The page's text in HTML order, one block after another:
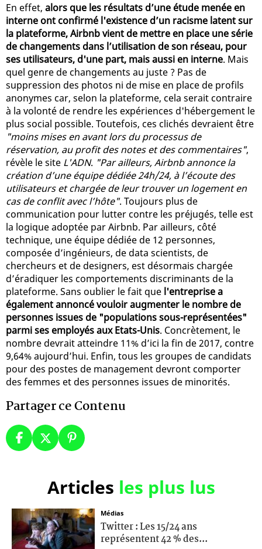
En effet, alors que les résultats d’une étude menée en
interne ont confirmé l'existence d’un racisme latent sur
la plateforme, Airbnb vient de mettre en place une série
de changements dans l’utilisation de son réseau, pour
ses utilisateurs, d'une part, mais aussi en interne. Mais
quel genre de changements au juste ? Pas de
suppression des photos ni de mise en place de profils
anonymes car, selon la plateforme, cela serait contraire
à la volonté de rendre les expériences d'hébergement le
plus social possible. Toutefois, ces clichés devraient être
"moins mises en avant lors du processus de
réservation, au profit des notes et des commentaires",
révèle le site L'ADN. "Par ailleurs, Airbnb annonce la
création d’une équipe dédiée 24h/24, à l’écoute des
utilisateurs et chargée de leur trouver un logement en
cas de conflit avec l’hôte". Toujours plus de
communication pour lutter contre les préjugés, telle est
la logique adoptée par Airbnb. Par ailleurs, côté
technique, une équipe dédiée de 12 personnes,
composée d’ingénieurs, de data scientists, de
chercheurs et de designers, est désormais chargée
d’éradiquer les comportements discriminants de la
plateforme. Sans oublier le fait que l'entreprise a
également annoncé vouloir augmenter le nombre de
personnes issues de "populations sous-représentées"
parmi ses employés aux Etats-Unis. Concrètement, le
nombre devrait atteindre 11% d’ici la fin de 2017, contre
9,64% aujourd’hui. Enfin, tous les groupes de candidats
pour des postes de management devront comporter
des femmes et des personnes issues de minorités.
Partager ce Contenu
Articles les plus lus
Médias
Twitter : Les 15/24 ans
représentent 42 % des...